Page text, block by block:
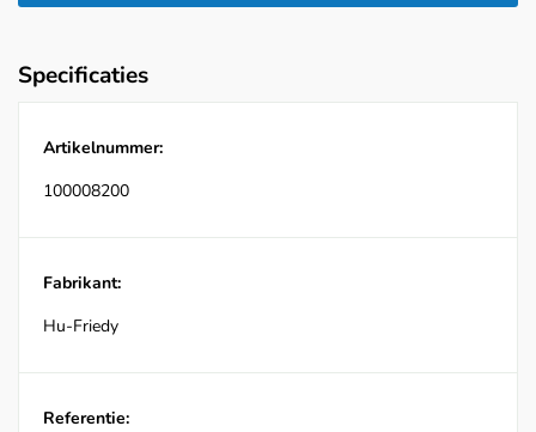
Specificaties
Artikelnummer:
100008200
Fabrikant:
Hu-Friedy
Referentie: